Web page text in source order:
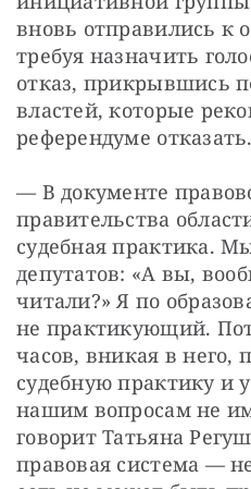
вновь отправились к
требуя назначить
отказ, прикрывшись
властей, которые
референдуме отказать.
— В документе
правительства
судебная практика.
депутатов: «А вы,
читали?» Я по
не практикующий.
часов, вникая в него,
судебную практику и
нашим вопросам не
говорит Татьяна
правовая система —